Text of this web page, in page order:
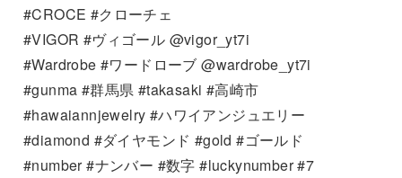
#CROCE #クローチェ
#VIGOR #ヴィゴール @vigor_yt7i
#Wardrobe #ワードローブ @wardrobe_yt7i
#gunma #群馬県 #takasaki #高崎市
#hawaiannjewelry #ハワイアンジュエリー
#diamond #ダイヤモンド #gold #ゴールド
#number #ナンバー #数字 #luckynumber #7